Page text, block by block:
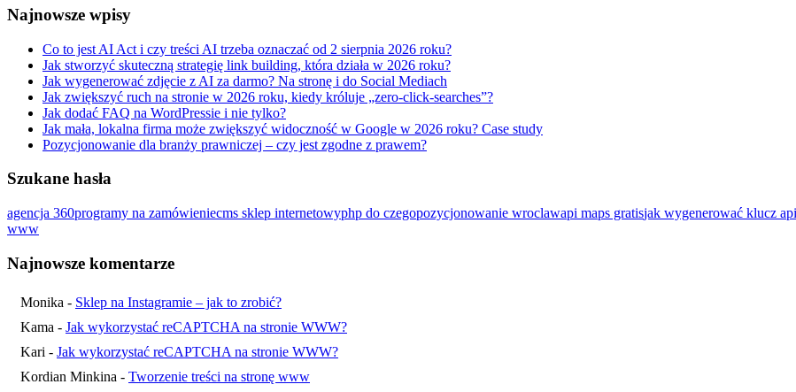
Najnowsze wpisy
Co to jest AI Act i czy treści AI trzeba oznaczać od 2 sierpnia 2026 roku?
Jak stworzyć skuteczną strategię link building, która działa w 2026 roku?
Jak wygenerować zdjęcie z AI za darmo? Na stronę i do Social Mediach
Jak zwiększyć ruch na stronie w 2026 roku, kiedy króluje „zero-click-searches”?
Jak dodać FAQ na WordPressie i nie tylko?
Jak mała, lokalna firma może zwiększyć widoczność w Google w 2026 roku? Case study
Pozycjonowanie dla branży prawniczej – czy jest zgodne z prawem?
Szukane hasła
agencja 360programy na zamówieniecms sklep internetowyphp do czegopozycjonowanie wroclawapi maps gratisjak wygenerować klucz api
www
Najnowsze komentarze
Monika - Sklep na Instagramie – jak to zrobić?
Kama - Jak wykorzystać reCAPTCHA na stronie WWW?
Kari - Jak wykorzystać reCAPTCHA na stronie WWW?
Kordian Minkina - Tworzenie treści na stronę www